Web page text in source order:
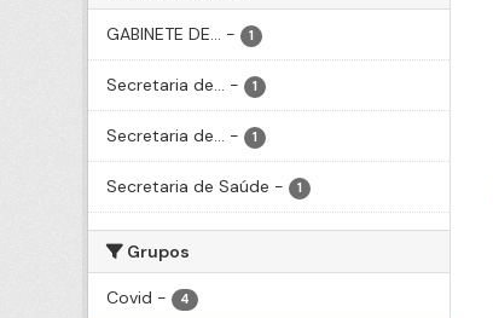
GABINETE DE... - 1
Secretaria de... - 1
Secretaria de... - 1
Secretaria de Saúde - 1
Grupos
Covid - 4